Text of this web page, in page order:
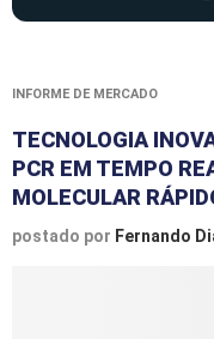
INFORME DE MERCADO
TECNOLOGIA
PCR EM TEMPO
MOLECULAR
postado por Fernando